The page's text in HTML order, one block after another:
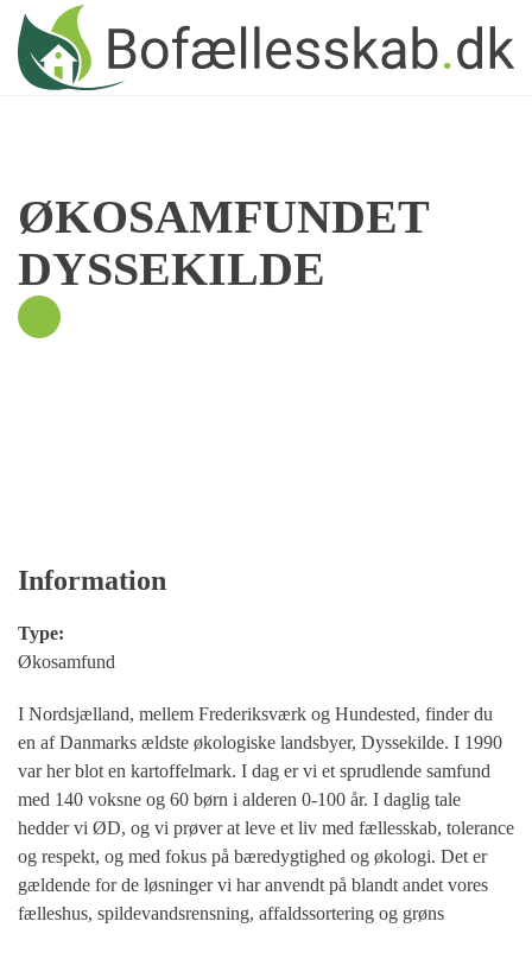
Skip to main content
ØKOSAMFUNDET
DYSSEKILDE
Information
Type:
Økosamfund
I Nordsjælland, mellem Frederiksværk og Hundested, finder du
en af Danmarks ældste økologiske landsbyer, Dyssekilde. I 1990
var her blot en kartoffelmark. I dag er vi et sprudlende samfund
med 140 voksne og 60 børn i alderen 0-100 år. I daglig tale
hedder vi ØD, og vi prøver at leve et liv med fællesskab, tolerance
og respekt, og med fokus på bæredygtighed og økologi. Det er
gældende for de løsninger vi har anvendt på blandt andet vores
fælleshus, spildevandsrensning, affaldssortering og grøns